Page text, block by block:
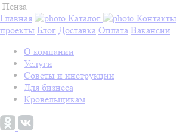
Пенза
Главная
Каталог Контакты
проекты Блог Доставка Оплата Вакансии
О компании
Услуги
Советы и инструкции
Для бизнеса
Кровельщикам